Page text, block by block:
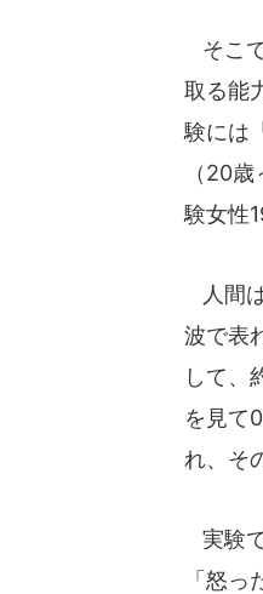
そこ
取る能
験には
（20
験女性
人間
波で表
して、
を見て
れ、そ
実験
「怒